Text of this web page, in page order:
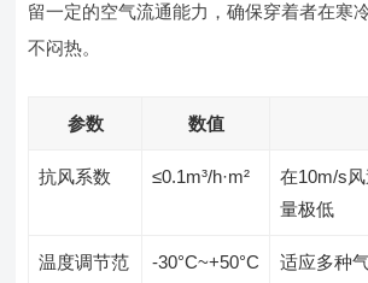
留一定的空气流通能力，确保穿着者在寒
不闷热。
参数 数值
抗风系数 ≤0.1m³/h·m²
在10m/s
量极低
温度调节范
-30°C~+50°C 适应多种